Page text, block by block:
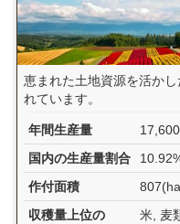
恵まれた土地資源を活か
れています。
年間生産量
国内の生産量割合
作付面積
収穫量上位の
米, 麦